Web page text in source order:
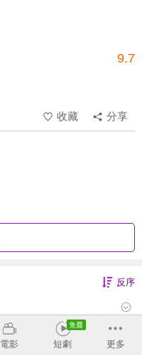
9.7
收藏
分享
反序
電影 短劇 更多